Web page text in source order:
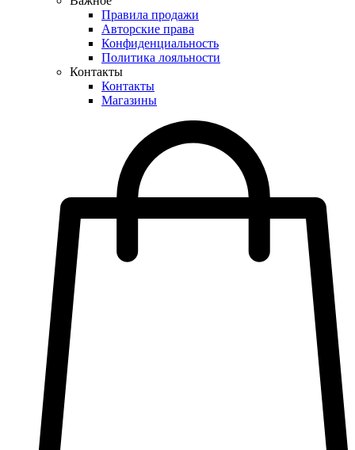
Правила продажи
Авторские права
Конфиденциальность
Политика лояльности
Контакты
Контакты
Магазины